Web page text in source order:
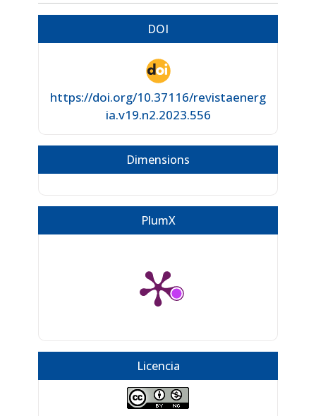
DOI
https://doi.org/10.37116/revistaenerg
ia.v19.n2.2023.556
Dimensions
PlumX
Licencia